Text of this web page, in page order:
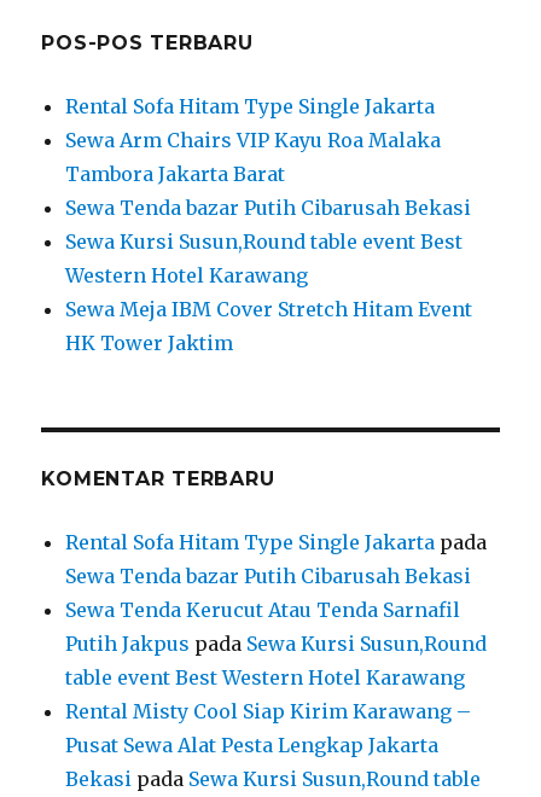
POS-POS TERBARU
Rental Sofa Hitam Type Single Jakarta
Sewa Arm Chairs VIP Kayu Roa Malaka
Tambora Jakarta Barat
Sewa Tenda bazar Putih Cibarusah Bekasi
Sewa Kursi Susun,Round table event Best
Western Hotel Karawang
Sewa Meja IBM Cover Stretch Hitam Event
HK Tower Jaktim
KOMENTAR TERBARU
Rental Sofa Hitam Type Single Jakarta pada
Sewa Tenda bazar Putih Cibarusah Bekasi
Sewa Tenda Kerucut Atau Tenda Sarnafil
Putih Jakpus pada Sewa Kursi Susun,Round
table event Best Western Hotel Karawang
Rental Misty Cool Siap Kirim Karawang –
Pusat Sewa Alat Pesta Lengkap Jakarta
Bekasi pada Sewa Kursi Susun,Round table